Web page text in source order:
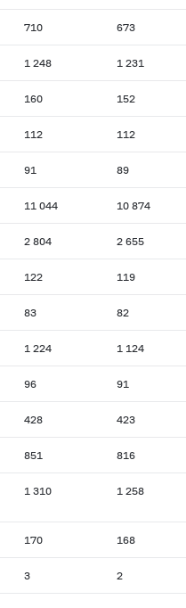
710 673
1 248 1 231
160 152
112 112
91 89
11 044 10 874
2 804 2 655
122 119
83 82
1 224 1 124
96 91
428 423
851 816
1 310 1 258
170 168
3 2